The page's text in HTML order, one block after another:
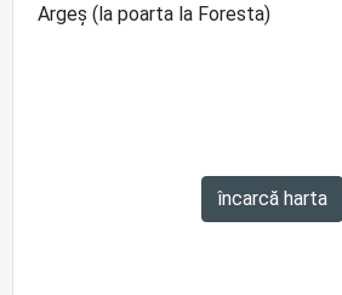
Argeș (la poarta la Foresta)
încarcă harta